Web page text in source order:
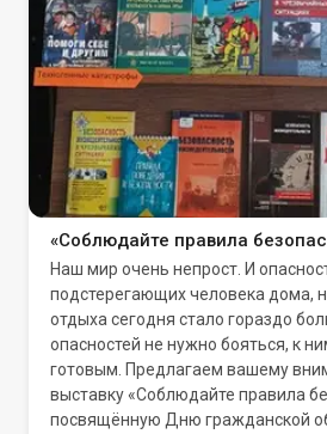
«Соблюдайте правила
Наш мир очень непрост. И
подстерегающих человека дома,
отдыха сегодня стало гораздо
опасностей не нужно бояться, к
готовым. Предлагаем вашему
выставку «Соблюдайте правила
посвящённую Дню гражданской